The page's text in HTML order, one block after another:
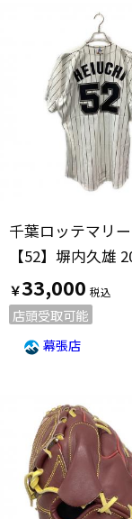
￥33,000
店頭受取可能
幕張店